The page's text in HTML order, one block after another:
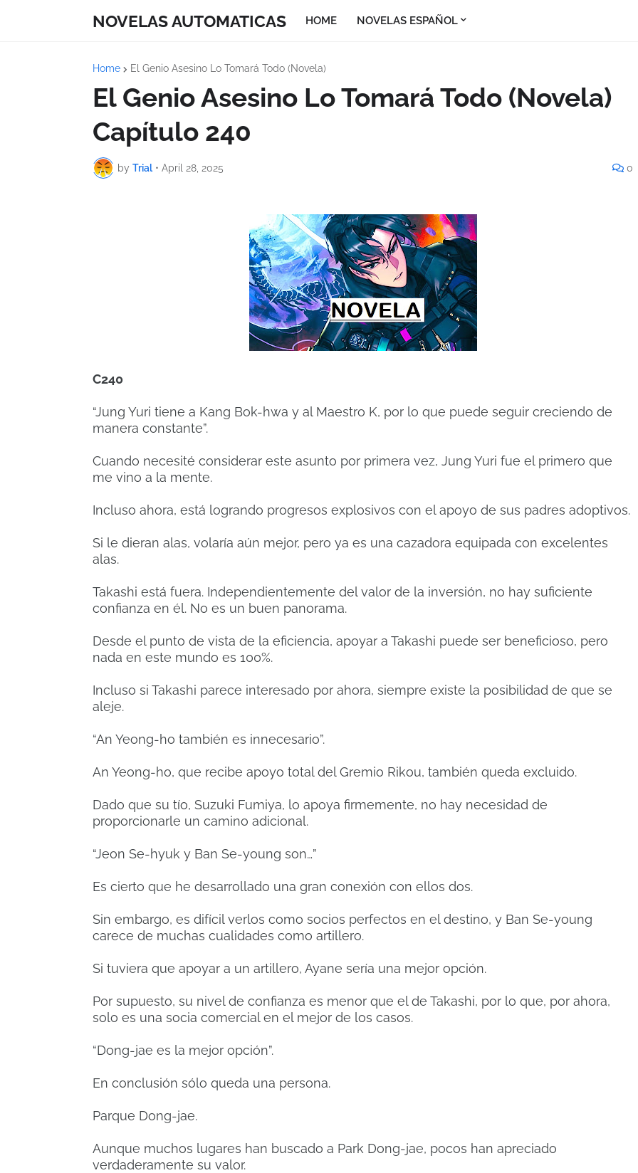
NOVELAS AUTOMATICAS HOME NOVELAS ESPAÑOL
Home El Genio Asesino Lo Tomará Todo (Novela)
El Genio Asesino Lo Tomará Todo (Novela)
Capítulo 240
by Trial • April 28, 2025 0
C240
“Jung Yuri tiene a Kang Bok-hwa y al Maestro K, por lo que puede seguir creciendo de
manera constante”.
Cuando necesité considerar este asunto por primera vez, Jung Yuri fue el primero que
me vino a la mente.
Incluso ahora, está logrando progresos explosivos con el apoyo de sus padres adoptivos.
Si le dieran alas, volaría aún mejor, pero ya es una cazadora equipada con excelentes
alas.
Takashi está fuera. Independientemente del valor de la inversión, no hay suficiente
confianza en él. No es un buen panorama.
Desde el punto de vista de la eficiencia, apoyar a Takashi puede ser beneficioso, pero
nada en este mundo es 100%.
Incluso si Takashi parece interesado por ahora, siempre existe la posibilidad de que se
aleje.
“An Yeong-ho también es innecesario”.
An Yeong-ho, que recibe apoyo total del Gremio Rikou, también queda excluido.
Dado que su tío, Suzuki Fumiya, lo apoya firmemente, no hay necesidad de
proporcionarle un camino adicional.
“Jeon Se-hyuk y Ban Se-young son…”
Es cierto que he desarrollado una gran conexión con ellos dos.
Sin embargo, es difícil verlos como socios perfectos en el destino, y Ban Se-young
carece de muchas cualidades como artillero.
Si tuviera que apoyar a un artillero, Ayane sería una mejor opción.
Por supuesto, su nivel de confianza es menor que el de Takashi, por lo que, por ahora,
solo es una socia comercial en el mejor de los casos.
“Dong-jae es la mejor opción”.
En conclusión sólo queda una persona.
Parque Dong-jae.
Aunque muchos lugares han buscado a Park Dong-jae, pocos han apreciado
verdaderamente su valor.